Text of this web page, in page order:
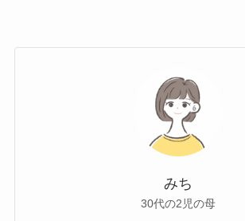
みち
30代の2児の母